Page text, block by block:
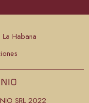
Habana
SRL 2022